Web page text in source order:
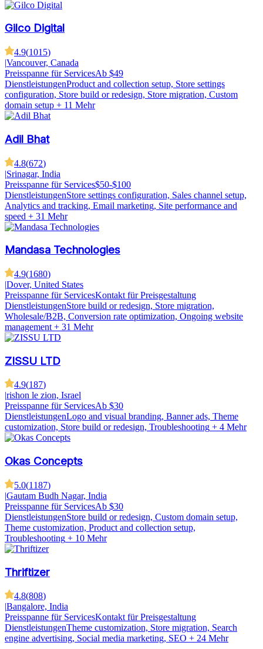
Gilco Digital
4.9(1015)
|Vancouver, Canada
Preisspanne für ServicesAb $49
DienstleistungenProduct and collection setup, Store settings
configuration, Store build or redesign, Store migration, Custom
domain setup + 11 Mehr
Adil Bhat
4.8(672)
|Srinagar, India
Preisspanne für Services$50-$100
DienstleistungenStore settings configuration, Sales channel setup,
Analytics and tracking, Email marketing, Site performance and
speed + 31 Mehr
Mandasa Technologies
4.9(1680)
|Dover, United States
Preisspanne für ServicesKontakt für Preisgestaltung
DienstleistungenStore build or redesign, Store migration,
Wholesale/B2B, Conversion rate optimization, Ongoing website
management + 31 Mehr
ZISSU LTD
4.9(187)
|rishon le zion, Israel
Preisspanne für ServicesAb $30
DienstleistungenLogo and visual branding, Banner ads, Theme
customization, Store build or redesign, Troubleshooting + 4 Mehr
Okas Concepts
5.0(1187)
|Gautam Budh Nagar, India
Preisspanne für ServicesAb $30
DienstleistungenStore build or redesign, Custom domain setup,
Theme customization, Product and collection setup,
Troubleshooting + 10 Mehr
Thriftizer
4.8(808)
|Bangalore, India
Preisspanne für ServicesKontakt für Preisgestaltung
DienstleistungenTheme customization, Store migration, Search
engine advertising, Social media marketing, SEO + 24 Mehr